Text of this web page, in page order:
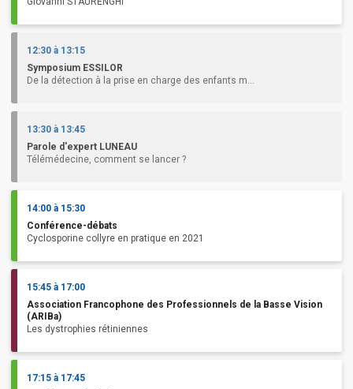
12:30 à 13:15
Symposium ESSILOR
De la détection à la prise en charge des enfants m...
13:30 à 13:45
Parole d'expert LUNEAU
Télémédecine, comment se lancer ?
14:00 à 15:30
Conférence-débats
Cyclosporine collyre en pratique en 2021
15:45 à 17:00
Association Francophone des Professionnels de la Basse Vision
(ARIBa)
Les dystrophies rétiniennes
17:15 à 17:45